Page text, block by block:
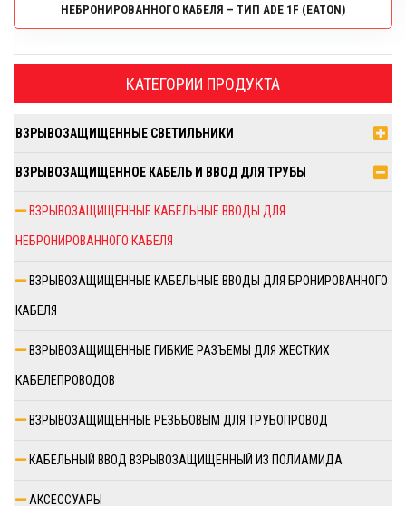
НЕБРОНИРОВАННОГО КАБЕЛЯ – ТИП ADE 1F (EATON)
КАТЕГОРИИ ПРОДУКТА
ВЗРЫВОЗАЩИЩЕННЫЕ СВЕТИЛЬНИКИ
ВЗРЫВОЗАЩИЩЕННОЕ КАБЕЛЬ И ВВОД ДЛЯ ТРУБЫ
ВЗРЫВОЗАЩИЩЕННЫЕ КАБЕЛЬНЫЕ ВВОДЫ ДЛЯ
НЕБРОНИРОВАННОГО КАБЕЛЯ
ВЗРЫВОЗАЩИЩЕННЫЕ КАБЕЛЬНЫЕ ВВОДЫ ДЛЯ БРОНИРОВАННОГО
КАБЕЛЯ
ВЗРЫВОЗАЩИЩЕННЫЕ ГИБКИЕ РАЗЪЕМЫ ДЛЯ ЖЕСТКИХ
КАБЕЛЕПРОВОДОВ
ВЗРЫВОЗАЩИЩЕННЫЕ РЕЗЬБОВЫМ ДЛЯ ТРУБОПРОВОД
КАБЕЛЬНЫЙ ВВОД ВЗРЫВОЗАЩИЩЕННЫЙ ИЗ ПОЛИАМИДА
АКСЕССУАРЫ